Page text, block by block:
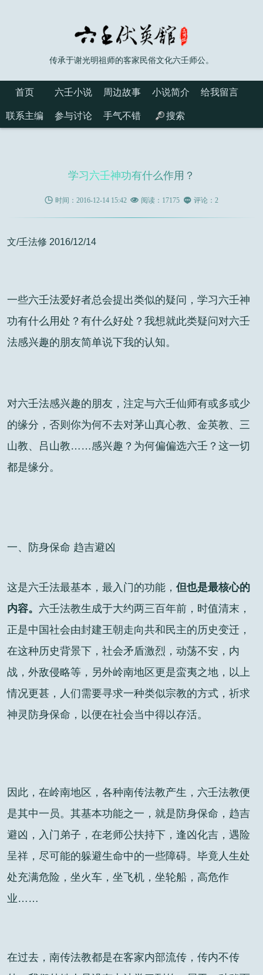
传承于谢光明祖师的客家民俗文化六壬师公。
首页 六壬小说 周边故事 小说简介 给我留言
联系主编 参与讨论 手气不错 搜索
学习六壬神功有什么作用？
 时间：2016-12-14 15:42  阅读：17175  评论：2
文/壬法修 2016/12/14
一些六壬法爱好者总会提出类似的疑问，学习六壬神
功有什么用处？有什么好处？我想就此类疑问对六壬
法感兴趣的朋友简单说下我的认知。
对六壬法感兴趣的朋友，注定与六壬仙师有或多或少
的缘分，否则你为何不去对茅山真心教、金英教、三
山教、吕山教……感兴趣？为何偏偏选六壬？这一切
都是缘分。
一、防身保命 趋吉避凶
这是六壬法最基本，最入门的功能，但也是最核心的
内容。 六壬法教生成于大约两三百年前，时值清末，
正是中国社会由封建王朝走向共和民主的历史变迁，
在这种历史背景下，社会矛盾激烈，动荡不安，内
战，外敌侵略等，另外岭南地区更是蛮夷之地，以上
情况更甚，人们需要寻求一种类似宗教的方式，祈求
神灵防身保命，以便在社会当中得以存活。
因此，在岭南地区，各种南传法教产生，六壬法教便
是其中一员。其基本功能之一，就是防身保命，趋吉
避凶，入门弟子，在老师公扶持下，逢凶化吉，遇险
呈祥，尽可能的躲避生命中的一些障碍。毕竟人生处
处充满危险，坐火车，坐飞机，坐轮船，高危作
业……
在过去，南传法教都是在客家内部流传，传内不传